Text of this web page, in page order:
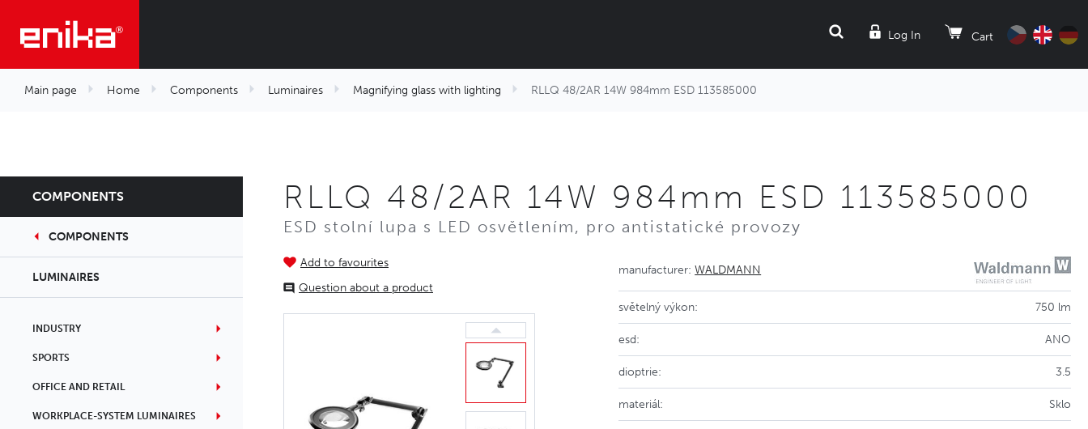
Log In Cart
SEARCH
Main page Home Components Luminaires Magnifying glass with lighting RLLQ 48/2AR 14W 984mm ESD 113585000
COMPONENTS
COMPONENTS
LUMINAIRES
INDUSTRY
SPORTS
OFFICE AND RETAIL
WORKPLACE-SYSTEM LUMINAIRES
RLLQ 48/2AR 14W 984mm ESD 113585000
ESD stolní lupa s LED osvětlením, pro antistatické provozy
Add to favourites
Question about a product
manufacturer:WALDMANN
světelný výkon: 750 lm
esd: ANO
dioptrie: 3.5
materiál: Sklo